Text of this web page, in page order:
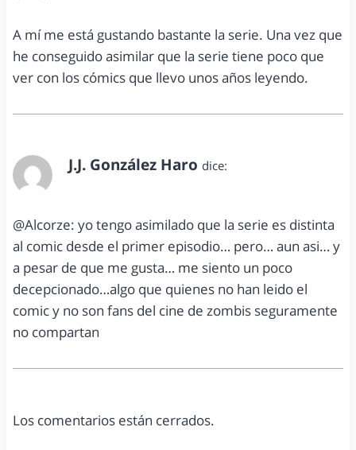
A mí me está gustando bastante la serie. Una vez que
he conseguido asimilar que la serie tiene poco que
ver con los cómics que llevo unos años leyendo.
J.J. González Haro dice:
@Alcorze: yo tengo asimilado que la serie es distinta
al comic desde el primer episodio… pero… aun asi… y
a pesar de que me gusta… me siento un poco
decepcionado…algo que quienes no han leido el
comic y no son fans del cine de zombis seguramente
no compartan
Los comentarios están cerrados.